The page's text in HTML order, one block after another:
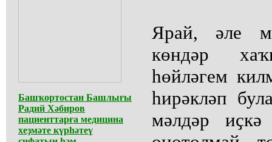
Башҡортостан Башлығы
Радий Хәбиров
пациенттарға медицина
хеҙмәте күрһәтеү
Ярай, әле
көндәр
һөйләгем
һирәкләп
мәлдәр